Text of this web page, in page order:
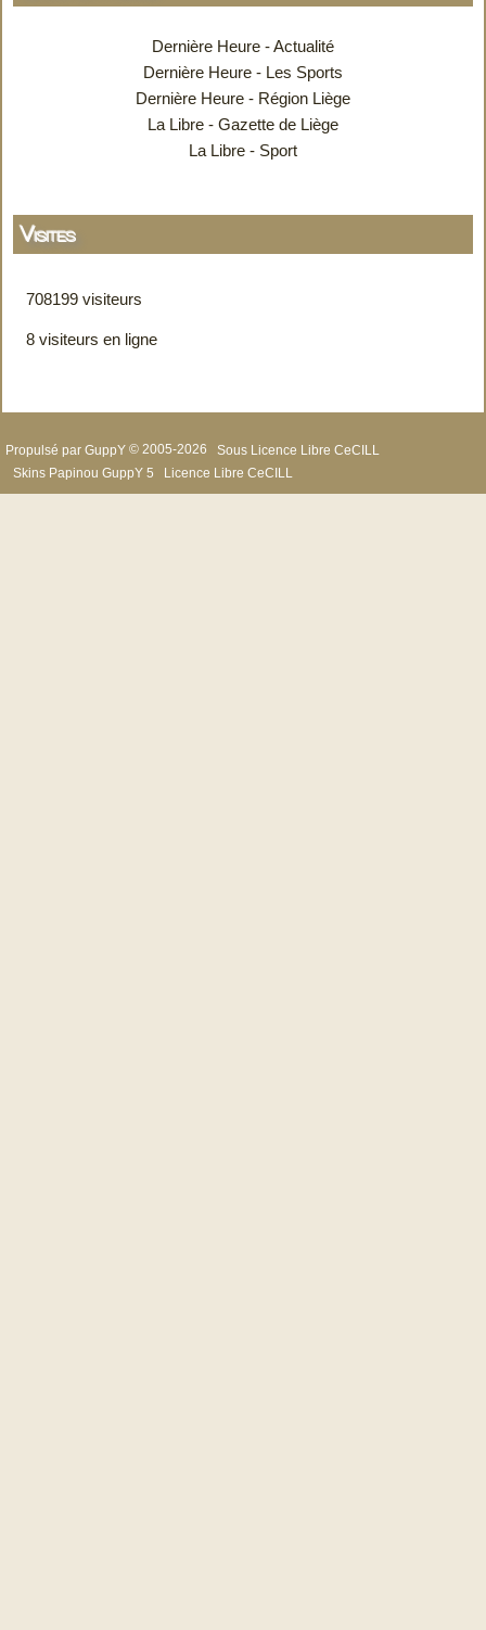
Dernière Heure - Actualité
Dernière Heure - Les Sports
Dernière Heure - Région Liège
La Libre - Gazette de Liège
La Libre - Sport
Visites
708199 visiteurs
8 visiteurs en ligne
Propulsé par GuppY © 2005-2026
Sous Licence Libre CeCILL
Skins Papinou GuppY 5
Licence Libre CeCILL